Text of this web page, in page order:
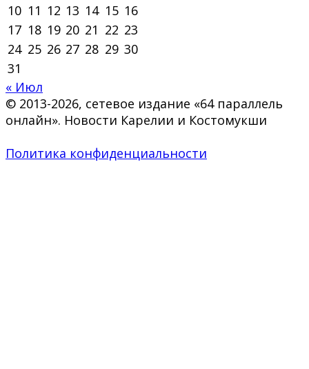
10 11 12 13 14 15 16
17 18 19 20 21 22 23
24 25 26 27 28 29 30
31
« Июл
© 2013-2026, сетевое издание «64 параллель
онлайн». Новости Карелии и Костомукши
Политика конфиденциальности